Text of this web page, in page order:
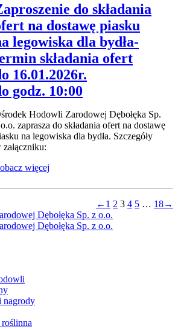
do składania
na dostawę piasku
legowiska dla bydła-
składania ofert
16.01.2026r.
godz. 10:00
Hodowli Zarodowej Dębołęka Sp.
zaprasza do składania ofert na dostawę
na legowiska dla bydła. Szczegóły
załączniku:
więcej
← 1 2 3 4 5 … 18→
nagrody